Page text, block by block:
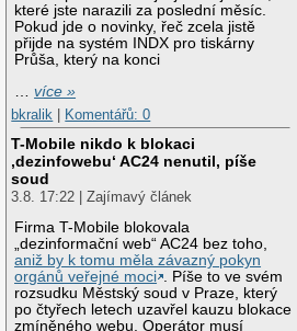
které jste narazili za poslední měsíc.
Pokud jde o novinky, řeč zcela jistě
přijde na systém INDX pro tiskárny
Průša, který na konci
…více »
bkralik
Komentářů: 0
T-Mobile nikdo k blokaci
‚dezinfowebu‘ AC24 nenutil, píše
soud
3.8. 17:22 | Zajímavý článek
Firma T-Mobile blokovala
„dezinformační web“ AC24 bez toho,
aniž by k tomu měla závazný pokyn
orgánů veřejné moci . Píše to ve svém
rozsudku Městský soud v Praze, který
po čtyřech letech uzavřel kauzu blokace
zmíněného webu. Operátor musí